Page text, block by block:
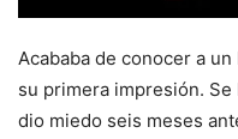
Acababa de conocer a
su primera impresión.
dio miedo seis meses